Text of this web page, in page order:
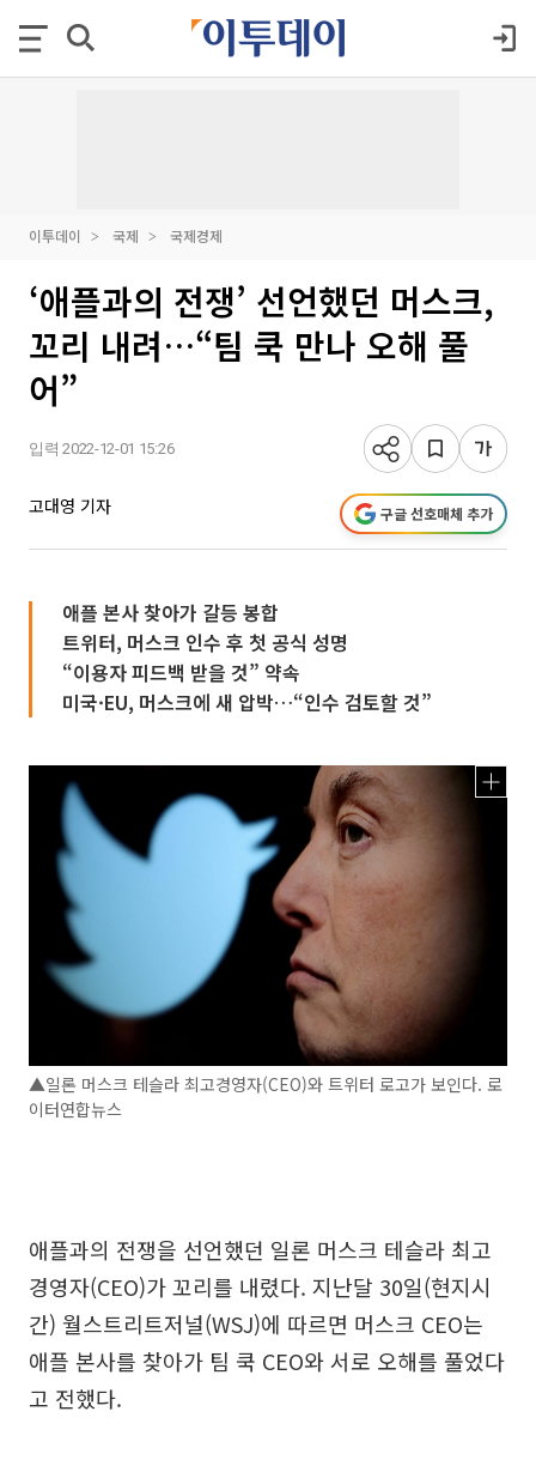
이투데이 국제 국제경제
‘애플과의 전쟁’ 선언했던 머스크,
꼬리 내려…“팀 쿡 만나 오해 풀
어”
입력 2022-12-01 15:26
고대영 기자 구글 선호매체 추가
애플 본사 찾아가 갈등 봉합
트위터, 머스크 인수 후 첫 공식 성명
“이용자 피드백 받을 것” 약속
미국·EU, 머스크에 새 압박…“인수 검토할 것”
▲일론 머스크 테슬라 최고경영자(CEO)와 트위터 로고가 보인다. 로
이터연합뉴스
애플과의 전쟁을 선언했던 일론 머스크 테슬라 최고
경영자(CEO)가 꼬리를 내렸다. 지난달 30일(현지시
간) 월스트리트저널(WSJ)에 따르면 머스크 CEO는
애플 본사를 찾아가 팀 쿡 CEO와 서로 오해를 풀었다
고 전했다.